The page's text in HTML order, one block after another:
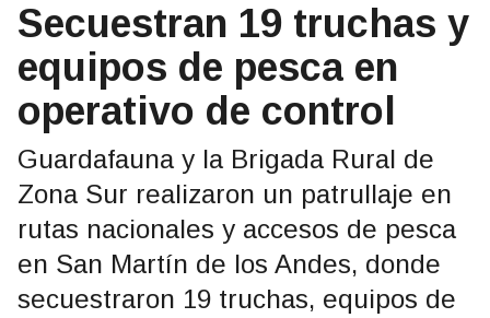
Secuestran 19 truchas y
equipos de pesca en
operativo de control
Guardafauna y la Brigada Rural de
Zona Sur realizaron un patrullaje en
rutas nacionales y accesos de pesca
en San Martín de los Andes, donde
secuestraron 19 truchas, equipos de